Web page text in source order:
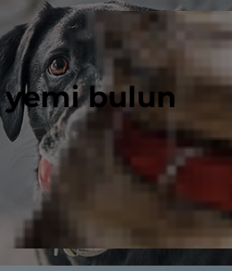
yemi bulun